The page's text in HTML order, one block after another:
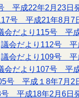
平成22年2月23日
号 平成21年8月7
会だより115号 平成
議会だより112号 平
議会だより109号 平
会だより107号 平成
号 平成１8年7月2
平成18年2月6日